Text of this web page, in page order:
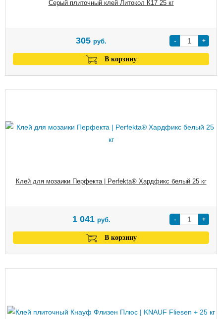
Серый плиточный клей Литокол К17 25 кг
- +
305 руб.
В корзину
Клей для мозаики Перфекта | Perfekta® Хардфикс белый 25 кг
- +
1 041 руб.
В корзину